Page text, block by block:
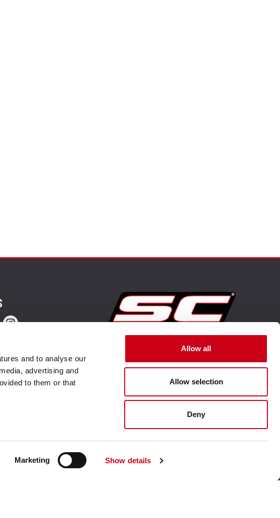
and to analyse our
advertising and
to them or that
Marketing Show details
Allow all
Allow selection
Deny
Visita il sito corporate